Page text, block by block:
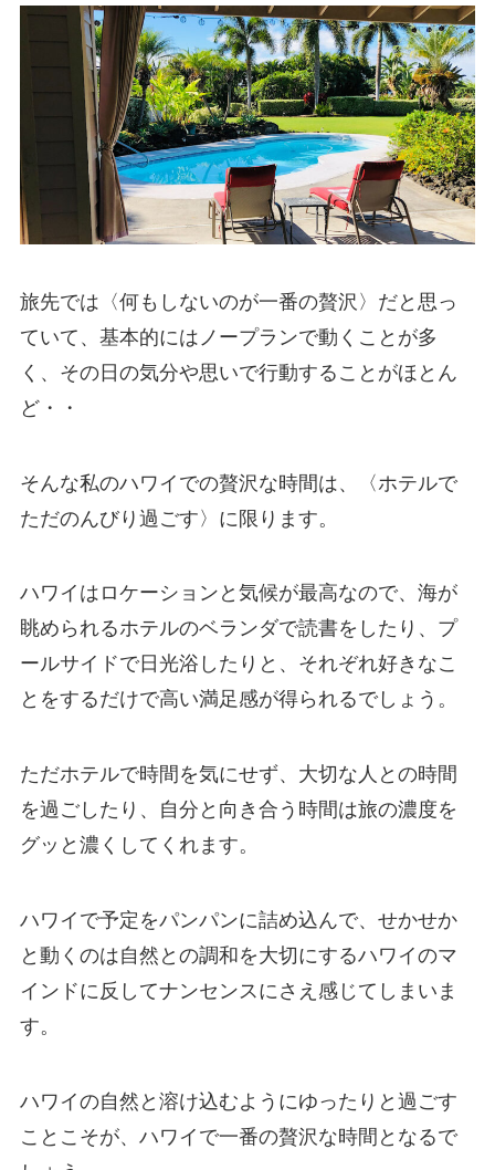
旅先では〈何もしないのが一番の贅沢〉だと思っ
ていて、基本的にはノープランで動くことが多
く、その日の気分や思いで行動することがほとん
ど・・
そんな私のハワイでの贅沢な時間は、〈ホテルで
ただのんびり過ごす〉に限ります。
ハワイはロケーションと気候が最高なので、海が
眺められるホテルのベランダで読書をしたり、プ
ールサイドで日光浴したりと、それぞれ好きなこ
とをするだけで高い満足感が得られるでしょう。
ただホテルで時間を気にせず、大切な人との時間
を過ごしたり、自分と向き合う時間は旅の濃度を
グッと濃くしてくれます。
ハワイで予定をパンパンに詰め込んで、せかせか
と動くのは自然との調和を大切にするハワイのマ
インドに反してナンセンスにさえ感じてしまいま
す。
ハワイの自然と溶け込むようにゆったりと過ごす
ことこそが、ハワイで一番の贅沢な時間となるで